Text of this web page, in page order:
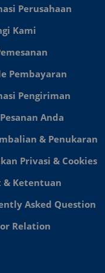
Perusahaan
Kami
Pembayaran
Pengiriman
Anda
& Penukaran
Privasi & Cookies
& Ketentuan
Asked Question
Relation